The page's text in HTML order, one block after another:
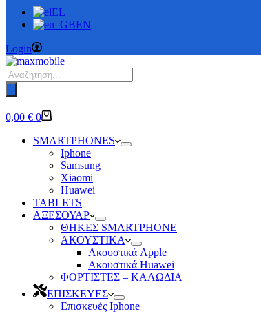
EL
EN
Login
Products
search
Καλάθι
0,00 € 0
SMARTPHONES
Iphone
Samsung
Xiaomi
Huawei
TABLETS
ΑΞΕΣΟΥΑΡ
ΘΗΚΕΣ SMARTPHONE
ΑΚΟΥΣΤΙΚΑ
Ακουστικά Apple
Ακουστικά Huawei
ΦΟΡΤΙΣΤΕΣ – ΚΑΛΩΔΙΑ
ΕΠΙΣΚΕΥΕΣ
Επισκευές Iphone